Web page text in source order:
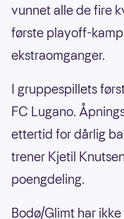
vunnet alle de fire
første playoff-
ekstraomganger.
I gruppespillets
FC Lugano.
ettertid for dårlig
trener Kjetil
poengdeling.
Bodø/Glimt har